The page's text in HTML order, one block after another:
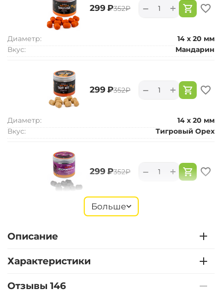
‍299‍ ₽‍352‍₽ +
−
Диаметр:
14 х 20 мм
Вкус:
Мандарин
‍299‍ ₽‍352‍₽ +
−
Диаметр:
14 х 20 мм
Вкус:
Тигровый Орех
‍299‍ ₽‍352‍₽ +
−
Монстр Краб черный
Диаметр:
14 х 20 мм
Больше
Описание
Характеристики
Отзывы 146